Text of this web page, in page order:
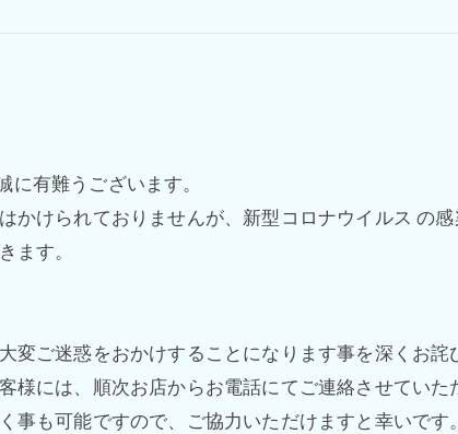
有難うございます。
かけられておりませんが、新型コロナウイルス の
ます。
ご迷惑をおかけすることになります事を深くお詫
様には、順次お店からお電話にてご連絡させてい
も可能ですので、ご協力いただけますと幸いです。